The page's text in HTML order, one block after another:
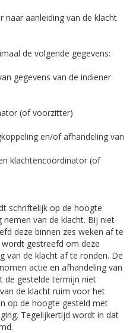
naar aanleiding van de klacht
de volgende gegevens:
gegevens van de indiener
(of voorzitter)
en/of afhandeling van
klachtencoördinator (of
schriftelijk op de hoogte
van de klacht. Bij niet
deze binnen zes weken af te
gestreefd om deze
van de klacht af te ronden. De
actie en afhandeling van
de gestelde termijn niet
de klacht ruim voor het
op de hoogte gesteld met
Tegelijkertijd wordt in dat